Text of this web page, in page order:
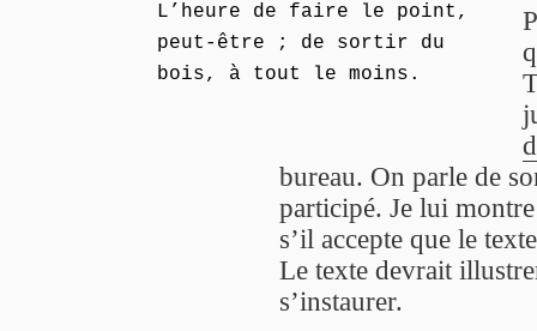
L’heure de faire le point,
peut-être ; de sortir du
bois, à tout le moins.
bureau. On parle de
participé. Je lui
s’il accepte que le
Le texte devrait
s’instaurer.